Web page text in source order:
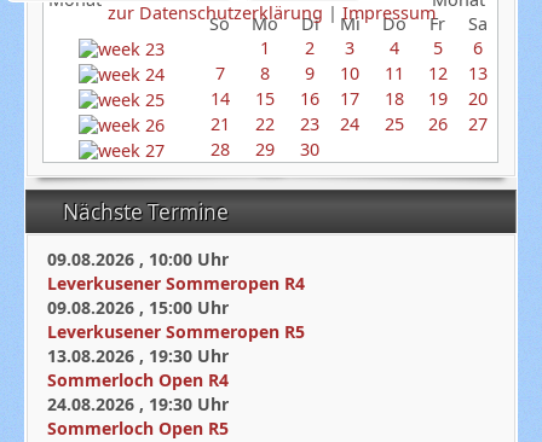
So
Mo Di Mi Do Fr
Sa
1
2 3 4 5
6
7
8 9 10 11 12
13
14
15 16 17 18 19
20
21
22 23 24 25 26
27
28
29 30
Nächste Termine
09.08.2026 , 10:00 Uhr
Leverkusener Sommeropen R4
09.08.2026 , 15:00 Uhr
Leverkusener Sommeropen R5
13.08.2026 , 19:30 Uhr
Sommerloch Open R4
24.08.2026 , 19:30 Uhr
Sommerloch Open R5
zur Datenschutzerklärung |Impressum